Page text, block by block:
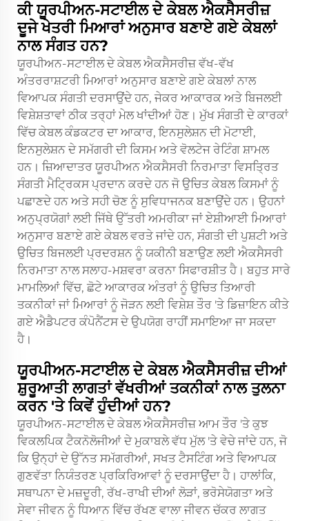
ਕੀ ਯੂਰਪੀਅਨ-ਸਟਾਈਲ ਦੇ ਕੇਬਲ ਐਕਸੈਸਰੀਜ਼
ਦੂਜੇ ਖੇਤਰੀ ਮਿਆਰਾਂ ਅਨੁਸਾਰ ਬਣਾਏ ਗਏ ਕੇਬਲਾਂ
ਨਾਲ ਸੰਗਤ ਹਨ?
ਯੂਰਪੀਅਨ-ਸਟਾਈਲ ਦੇ ਕੇਬਲ ਐਕਸੈਸਰੀਜ਼ ਵੱਖ-ਵੱਖ
ਅੰਤਰਰਾਸ਼ਟਰੀ ਮਿਆਰਾਂ ਅਨੁਸਾਰ ਬਣਾਏ ਗਏ ਕੇਬਲਾਂ ਨਾਲ
ਵਿਆਪਕ ਸੰਗਤੀ ਦਰਸਾਉਂਦੇ ਹਨ, ਜੇਕਰ ਆਕਾਰਕ ਅਤੇ ਬਿਜਲਈ
ਵਿਸ਼ੇਸ਼ਤਾਵਾਂ ਠੀਕ ਤਰ੍ਹਾਂ ਮੇਲ ਖਾਂਦੀਆਂ ਹੋਣ। ਮੁੱਖ ਸੰਗਤੀ ਦੇ ਕਾਰਕਾਂ
ਵਿੱਚ ਕੇਬਲ ਕੰਡਕਟਰ ਦਾ ਆਕਾਰ, ਇਨਸੁਲੇਸ਼ਨ ਦੀ ਮੋਟਾਈ,
ਇਨਸੁਲੇਸ਼ਨ ਦੇ ਸਮੱਗਰੀ ਦੀ ਕਿਸਮ ਅਤੇ ਵੋਲਟੇਜ ਰੇਟਿੰਗ ਸ਼ਾਮਲ
ਹਨ। ਜ਼ਿਆਦਾਤਰ ਯੂਰਪੀਅਨ ਐਕਸੈਸਰੀ ਨਿਰਮਾਤਾ ਵਿਸਤ੍ਰਿਤ
ਸੰਗਤੀ ਮੈਟ੍ਰਿਕਸ ਪ੍ਰਦਾਨ ਕਰਦੇ ਹਨ ਜੋ ਉਚਿਤ ਕੇਬਲ ਕਿਸਮਾਂ ਨੂੰ
ਪਛਾਣਦੇ ਹਨ ਅਤੇ ਸਹੀ ਚੋਣ ਨੂੰ ਸੁਵਿਧਾਜਨਕ ਬਣਾਉਂਦੇ ਹਨ। ਉਹਨਾਂ
ਅਨੁਪ੍ਰਯੋਗਾਂ ਲਈ ਜਿੱਥੇ ਉੱਤਰੀ ਅਮਰੀਕਾ ਜਾਂ ਏਸ਼ੀਆਈ ਮਿਆਰਾਂ
ਅਨੁਸਾਰ ਬਣਾਏ ਗਏ ਕੇਬਲ ਵਰਤੇ ਜਾਂਦੇ ਹਨ, ਸੰਗਤੀ ਦੀ ਪੁਸ਼ਟੀ ਅਤੇ
ਉਚਿਤ ਬਿਜਲਈ ਪ੍ਰਦਰਸ਼ਨ ਨੂੰ ਯਕੀਨੀ ਬਣਾਉਣ ਲਈ ਐਕਸੈਸਰੀ
ਨਿਰਮਾਤਾ ਨਾਲ ਸਲਾਹ-ਮਸ਼ਵਰਾ ਕਰਨਾ ਸਿਫਾਰਸ਼ੀਤ ਹੈ। ਬਹੁਤ ਸਾਰੇ
ਮਾਮਲਿਆਂ ਵਿੱਚ, ਛੋਟੇ ਆਕਾਰਕ ਅੰਤਰਾਂ ਨੂੰ ਉਚਿਤ ਤਿਆਰੀ
ਤਕਨੀਕਾਂ ਜਾਂ ਮਿਆਰਾਂ ਨੂੰ ਜੋੜਨ ਲਈ ਵਿਸ਼ੇਸ਼ ਤੌਰ 'ਤੇ ਡਿਜ਼ਾਇਨ ਕੀਤੇ
ਗਏ ਐਡੈਪਟਰ ਕੰਪੋਨੈਂਟਸ ਦੇ ਉਪਯੋਗ ਰਾਹੀਂ ਸਮਾਇਆ ਜਾ ਸਕਦਾ
ਹੈ।
ਯੂਰਪੀਅਨ-ਸਟਾਈਲ ਦੇ ਕੇਬਲ ਐਕਸੈਸਰੀਜ਼ ਦੀਆਂ
ਸ਼ੁਰੂਆਤੀ ਲਾਗਤਾਂ ਵੱਖਰੀਆਂ ਤਕਨੀਕਾਂ ਨਾਲ ਤੁਲਨਾ
ਕਰਨ 'ਤੇ ਕਿਵੇਂ ਹੁੰਦੀਆਂ ਹਨ?
ਯੂਰਪੀਅਨ-ਸਟਾਈਲ ਦੇ ਕੇਬਲ ਐਕਸੈਸਰੀਜ਼ ਆਮ ਤੌਰ 'ਤੇ ਕੁਝ
ਵਿਕਲਪਿਕ ਟੈਕਨੋਲੋਜੀਆਂ ਦੇ ਮੁਕਾਬਲੇ ਵੱਧ ਮੁੱਲ 'ਤੇ ਵੇਚੇ ਜਾਂਦੇ ਹਨ, ਜੋ
ਕਿ ਉਨ੍ਹਾਂ ਦੇ ਉੱਨਤ ਸਮੱਗਰੀਆਂ, ਸਖਤ ਟੈਸਟਿੰਗ ਅਤੇ ਵਿਆਪਕ
ਗੁਣਵੱਤਾ ਨਿਯੰਤਰਣ ਪ੍ਰਕਿਰਿਆਵਾਂ ਨੂੰ ਦਰਸਾਉਂਦਾ ਹੈ। ਹਾਲਾਂਕਿ,
ਸਥਾਪਨਾ ਦੇ ਮਜ਼ਦੂਰੀ, ਰੱਖ-ਰਾਖੀ ਦੀਆਂ ਲੋੜਾਂ, ਭਰੋਸੇਯੋਗਤਾ ਅਤੇ
ਸੇਵਾ ਜੀਵਨ ਨੂੰ ਧਿਆਨ ਵਿੱਚ ਰੱਖਣ ਵਾਲਾ ਜੀਵਨ ਚੱਕਰ ਲਾਗਤ